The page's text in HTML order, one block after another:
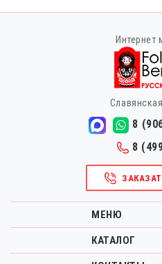
Интернет
8
8
МЕНЮ
КАТАЛОГ